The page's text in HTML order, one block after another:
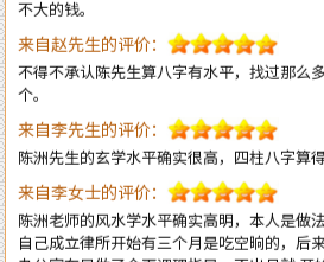
不得不承认陈先生算八字有水平，找过那么
个。
来自李先生的评价：
陈洲先生的玄学水平确实很高，四柱八字算得
来自李女士的评价：
陈洲老师的风水学水平确实高明，本人是做
自己成立律所开始有三个月是吃空晌的，后
办公室布局做了全面调理指导，不出月就 开
个不停的接单。真心感恩陈老师的指导！